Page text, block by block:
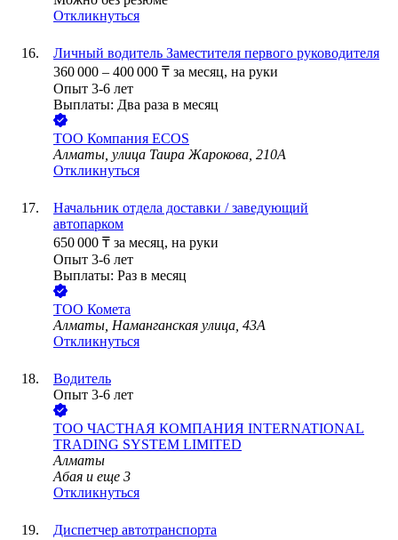
Откликнуться
Личный водитель Заместителя первого руководителя
360 000 – 400 000 ₸ за месяц, на руки
Опыт 3-6 лет
Выплаты: Два раза в месяц
ТОО Компания ECOS
Алматы, улица Таира Жарокова, 210А
Откликнуться
Начальник отдела доставки / заведующий
автопарком
650 000 ₸ за месяц, на руки
Опыт 3-6 лет
Выплаты: Раз в месяц
ТОО Комета
Алматы, Наманганская улица, 43А
Откликнуться
Водитель
Опыт 3-6 лет
ТОО ЧАСТНАЯ КОМПАНИЯ INTERNATIONAL
TRADING SYSTEM LIMITED
Алматы
Абая и еще 3
Откликнуться
Диспетчер автотранспорта